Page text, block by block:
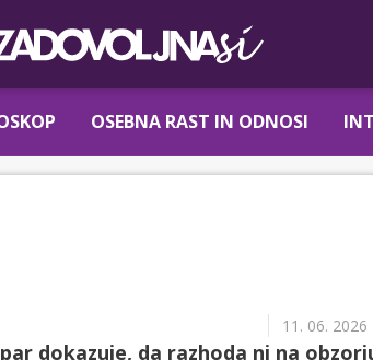
OSEBNA RAST IN ODNOSI
11. 06. 2026
dokazuje, da razhoda ni na